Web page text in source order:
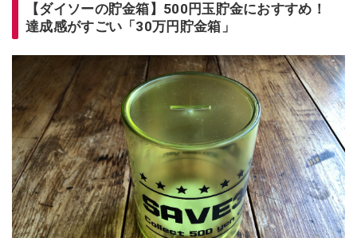
【ダイソーの貯金箱】500円玉貯金におすすめ！
達成感がすごい「30万円貯金箱」